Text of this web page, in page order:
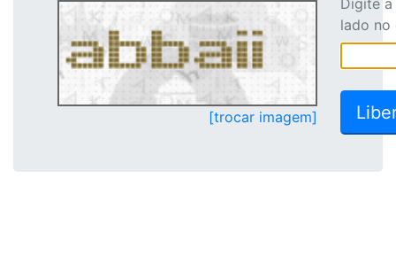
[trocar imagem]
Digite
lado no